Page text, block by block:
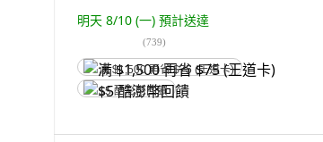
明天 8/10 (一) 預計送達
(739)
满 $1,500 再省 $75 (王道卡)
$5 酷澎幣回饋